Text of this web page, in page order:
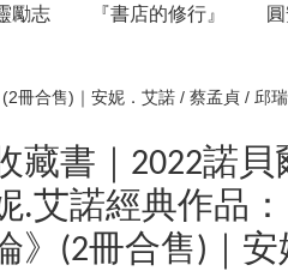
勵志 『書店的修行』
冊合售)｜安妮．艾諾 / 蔡孟貞 / 邱
藏書｜2022諾
.艾諾經典作品
》(2冊合售)｜